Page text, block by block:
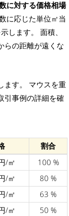
に対する価格相場
に応じた単位㎡当
します。 面積、
らの距離が遠くな
ます。 マウスを重
引事例の詳細を確
割合
/㎡
100 %
/㎡
80 %
/㎡
63 %
/㎡ 50 %